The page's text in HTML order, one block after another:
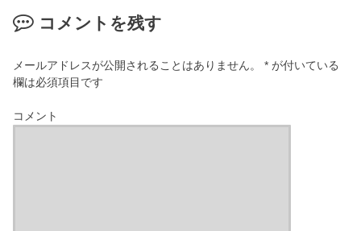
コメントを残す
メールアドレスが公開されることはありません。 * が付いている
欄は必須項目です
コメント